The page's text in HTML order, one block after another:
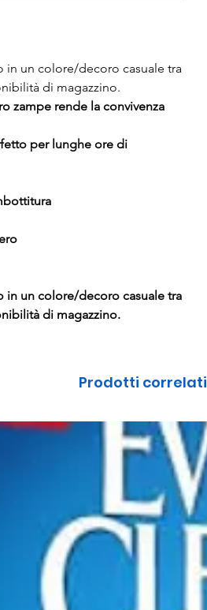
in un colore/decoro casuale tra
di magazzino.
zampe rende la convivenza
per lunghe ore di
in un colore/decoro casuale tra
di magazzino.
Prodotti correlati